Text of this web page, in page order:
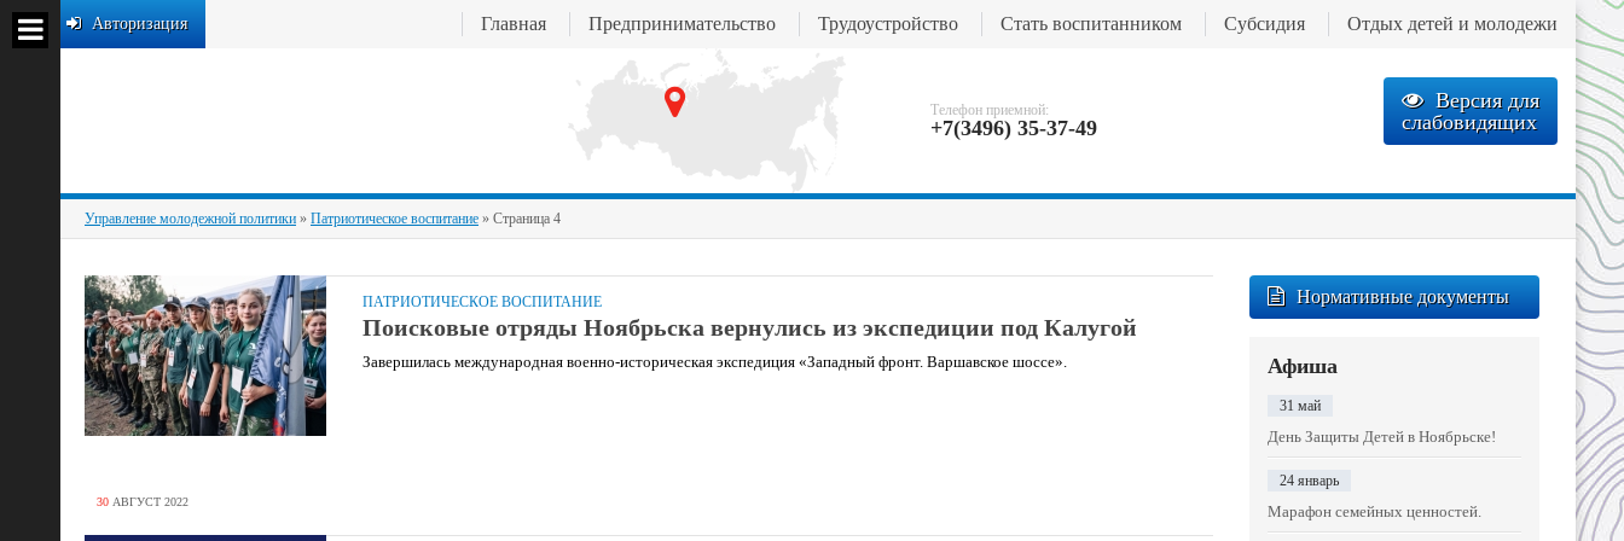
Телефон приемной:
+7(3496) 35-37-49
Версия для
слабовидящих
Авторизация Главная Предпринимательство Трудоустройство Стать воспитанником Субсидия Отдых детей и молодежи
Управление молодежной политики » Патриотическое воспитание » Страница 4
30 АВГУСТ 2022
ПАТРИОТИЧЕСКОЕ ВОСПИТАНИЕ
Поисковые отряды Ноябрьска вернулись из экспедиции под Калугой
Завершилась международная военно-историческая экспедиция «Западный фронт. Варшавское шоссе».
Нормативные документы
Афиша
31 май
День Защиты Детей в Ноябрьске!
24 январь
Марафон семейных ценностей.